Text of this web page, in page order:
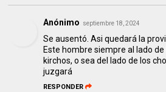
Anónimo septiembre 18, 2024
Se ausentó. Asi quedará la
Este hombre siempre al lado
kirchos, o sea del lado de los
juzgará
RESPONDER